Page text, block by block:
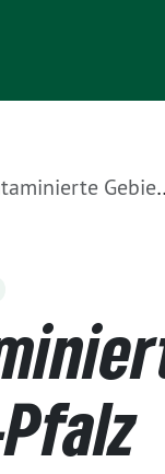
Gebiete in Rheinland-Pfalz